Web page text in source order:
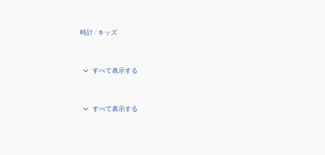
時計/ キッズ
すべて表示する
すべて表示する